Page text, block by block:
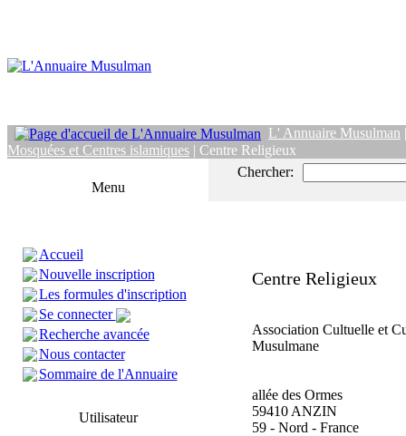
L' Annuaire Musulman
Mosquées et Centres islamiques | Centre Religieux
Menu
Accueil
Nouvelle inscription
Les formules d'inscription
Se connecter
Recherche avancée
Nous contacter
Sommaire de l'Annuaire
Utilisateur
Chercher:
Centre Religieux
Association Cultuelle et
Musulmane
allée des Ormes
59410 ANZIN
59 - Nord - France